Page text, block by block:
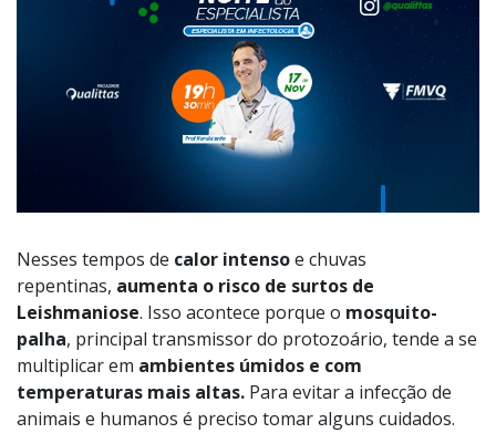
Nesses tempos de calor intensoe chuvas
repentinas, aumenta o risco de surtos de
Leishmaniose. Isso acontece porque o mosquito-
palha, principal transmissor do protozoário, tende a se
multiplicar em ambientes úmidos e com
temperaturas mais altas. Para evitar a infecção de
animais e humanos é preciso tomar alguns cuidados.